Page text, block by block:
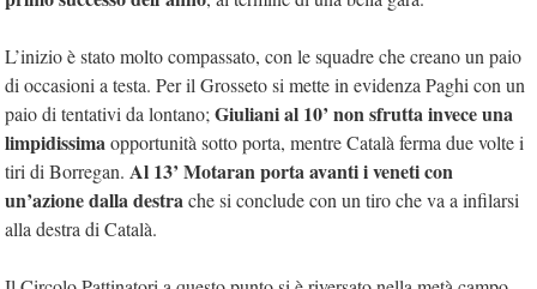
L’inizio è stato molto compassato, con le squadre che creano un paio
di occasioni a testa. Per il Grosseto si mette in evidenza Paghi con un
paio di tentativi da lontano; Giuliani al 10’ non sfrutta invece una
limpidissimaopportunità sotto porta, mentre Català ferma due volte i
tiri di Borregan. Al 13’ Motaran porta avanti i veneti con
un’azione dalla destrache si conclude con un tiro che va a infilarsi
alla destra di Català.